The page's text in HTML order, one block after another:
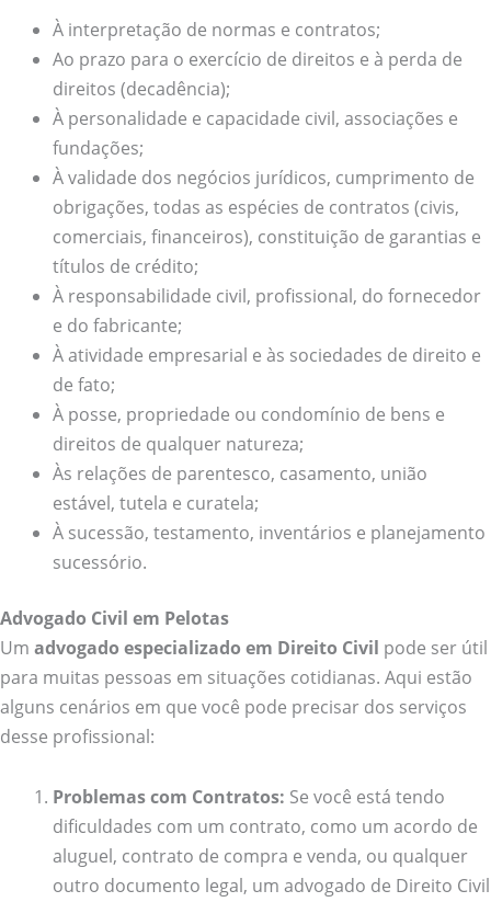
À interpretação de normas e contratos;
Ao prazo para o exercício de direitos e à perda de
direitos (decadência);
À personalidade e capacidade civil, associações e
fundações;
À validade dos negócios jurídicos, cumprimento de
obrigações, todas as espécies de contratos (civis,
comerciais, financeiros), constituição de garantias e
títulos de crédito;
À responsabilidade civil, profissional, do fornecedor
e do fabricante;
À atividade empresarial e às sociedades de direito e
de fato;
À posse, propriedade ou condomínio de bens e
direitos de qualquer natureza;
Às relações de parentesco, casamento, união
estável, tutela e curatela;
À sucessão, testamento, inventários e planejamento
sucessório.
Advogado Civil em Pelotas
Um advogado especializado em Direito Civil pode ser útil
para muitas pessoas em situações cotidianas. Aqui estão
alguns cenários em que você pode precisar dos serviços
desse profissional:
Problemas com Contratos: Se você está tendo
dificuldades com um contrato, como um acordo de
aluguel, contrato de compra e venda, ou qualquer
outro documento legal, um advogado de Direito Civil